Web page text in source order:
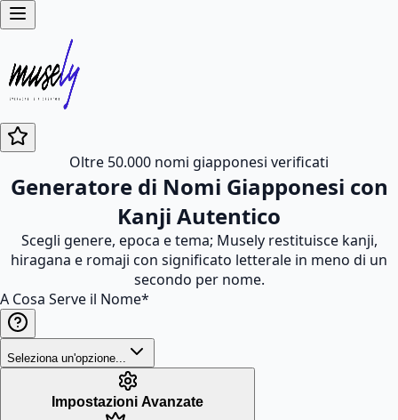
Oltre 50.000 nomi giapponesi verificati
Generatore di Nomi Giapponesi con
Kanji Autentico
Scegli genere, epoca e tema; Musely restituisce kanji,
hiragana e romaji con significato letterale in meno di un
secondo per nome.
A Cosa Serve il Nome*
Seleziona un'opzione...
Impostazioni Avanzate